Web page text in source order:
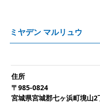
ミヤデン マルリュウ
住所
〒985-0824
宮城県宮城郡七ヶ浜町境山2